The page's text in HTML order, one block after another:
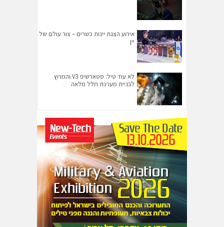
אירוע הצגת יינות כשרים – צור עולם של
יין
לא עוד טיל: סטארשיפ V3 והמרוץ
לבניית מערכת חלל מלאה